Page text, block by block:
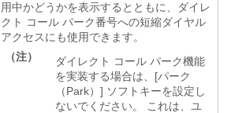
用中かどうかを表示するとともに、ダイレ
クト コール パーク番号への短縮ダイヤル
アクセスにも使用できます。
（注）
ダイレクト コール パーク機能
を実装する場合は、[パーク
（Park）] ソフトキーを設定し
ないでください。 これは、ユ